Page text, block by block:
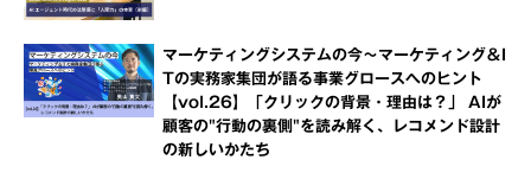
マーケティングシステムの今～マーケティング＆I
Tの実務家集団が語る事業グロースへのヒント
【vol.26】「クリックの背景・理由は？」 AIが
顧客の"行動の裏側"を読み解く、レコメンド設計
の新しいかたち